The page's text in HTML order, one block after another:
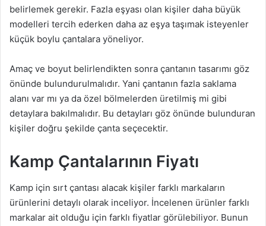
belirlemek gerekir. Fazla eşyası olan kişiler daha büyük
modelleri tercih ederken daha az eşya taşımak isteyenler
küçük boylu çantalara yöneliyor.
Amaç ve boyut belirlendikten sonra çantanın tasarımı göz
önünde bulundurulmalıdır. Yani çantanın fazla saklama
alanı var mı ya da özel bölmelerden üretilmiş mi gibi
detaylara bakılmalıdır. Bu detayları göz önünde bulunduran
kişiler doğru şekilde çanta seçecektir.
Kamp Çantalarının Fiyatı
Kamp için sırt çantası alacak kişiler farklı markaların
ürünlerini detaylı olarak inceliyor. İncelenen ürünler farklı
markalar ait olduğu için farklı fiyatlar görülebiliyor. Bunun